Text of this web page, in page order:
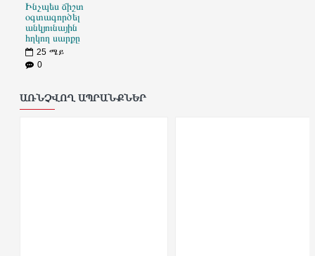
Ինչպես ճիշտ
օգտագործել
անկյունային
հղկող սարքը
25 ሜይ
0
ԱՌՆՉՎՈՂ ԱՊՐԱՆՔՆԵՐ